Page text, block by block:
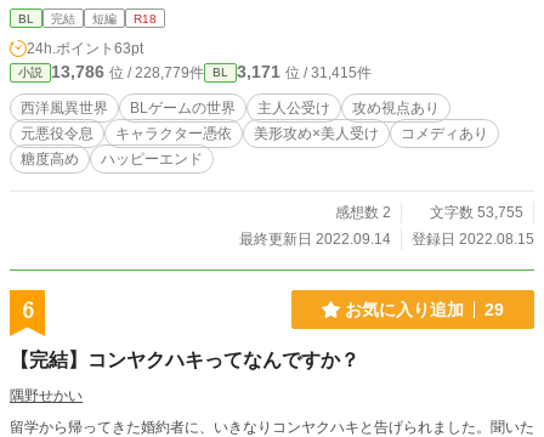
お話。 ◇謎のイケメン神父様×恋に後ろ向きな元悪役令息 ◇他サイトで投稿あ
り。
BL 完結 短編 R18
24h.ポイント 63pt
小説 13,786 位 / 228,779件 BL 3,171 位 / 31,415件
西洋風異世界 BLゲームの世界 主人公受け
攻め視点あり
元悪役令息
キャラクター憑依 美形攻め×美人受け
コメディあり
糖度高め
ハッピーエンド
感想数 2
文字数 53,755
最終更新日 2022.09.14
登録日 2022.08.15
6 お気に入り追加 29
【完結】コンヤクハキってなんですか？
隅野せかい
留学から帰ってきた婚約者に、いきなりコンヤクハキと告げられました。聞いた